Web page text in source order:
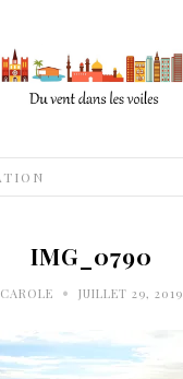
IMG_0790
CAROLE • JUILLET 29, 2019